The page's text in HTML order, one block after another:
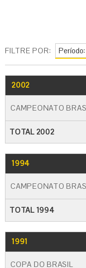
FILTRE POR:
2002
CAMPEONATO
TOTAL 2002
1994
CAMPEONATO
TOTAL 1994
1991
COPA DO BRASIL